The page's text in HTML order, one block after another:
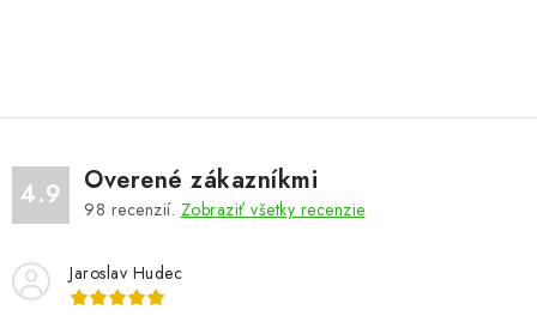
á
d
a
c
e
4.9 Overené zákazníkmi
98 recenzií. Zobraziť všetky recenzie
Jaroslav Hudec